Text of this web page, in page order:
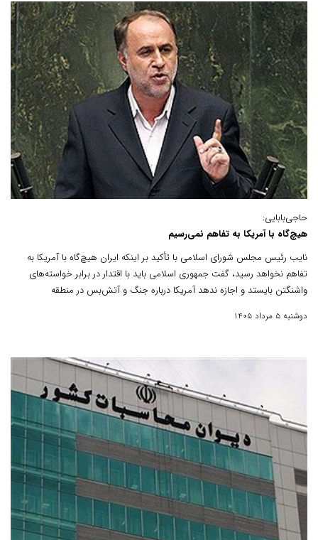
حاجی‌بابایی:
هیچ‌گاه با آمریکا به تفاهم نمی‌رسیم
نایب رئیس مجلس شورای اسلامی با تأکید بر اینکه ایران هیچ‌گاه با آمریکا به
تفاهم نخواهد رسید، گفت جمهوری اسلامی باید با اقتدار در برابر خواسته‌های
واشنگتن بایستد و اجازه ندهد آمریکا درباره جنگ و آتش‌بس در منطقه
دوشنبه 5 مرداد 1405